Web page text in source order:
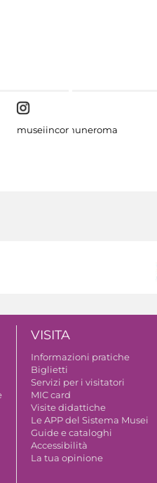
museiincomuneroma
VISITA
Informazioni pratiche
Biglietti
Servizi per i visitatori
MIC card
Visite didattiche
Le APP del Sistema Musei
Guide e cataloghi
Accessibilità
La tua opinione